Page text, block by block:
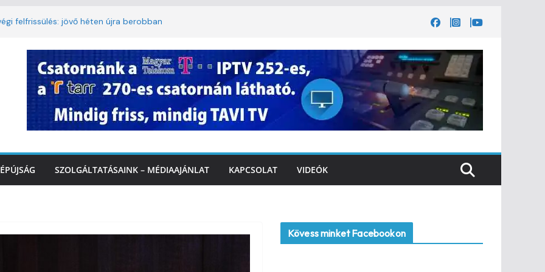
felfrissülés: jövő héten újra berobban
3. kerület TVE csapatát fogadta a
a tűzoltók dolgát Marcalinál
közlekedésért, elektromos
SZOLGÁLTATÁSAINK – MÉDIAAJÁNLAT KAPCSOLAT VIDEÓK
Kövess minket Facebookon